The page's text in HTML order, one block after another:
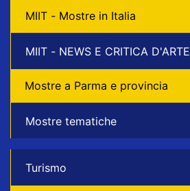
MIIT - Mostre in Italia
MIIT - NEWS E CRITICA D'ARTE
Mostre a Parma e provincia
Mostre tematiche
Turismo